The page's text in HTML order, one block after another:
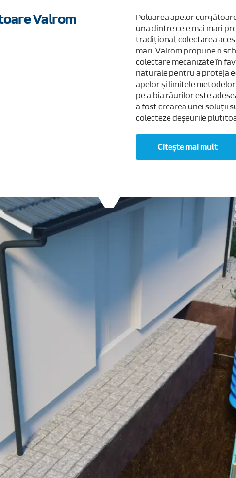
Valrom
Poluarea apelor
una dintre cele mai mari
tradițional, colectarea
mari. Valrom propune o
colectare mecanizate în
naturale pentru a proteja
apelor și limitele
pe albia râurilor este
a fost crearea unei soluții
colecteze deșeurile
Citește mai mult